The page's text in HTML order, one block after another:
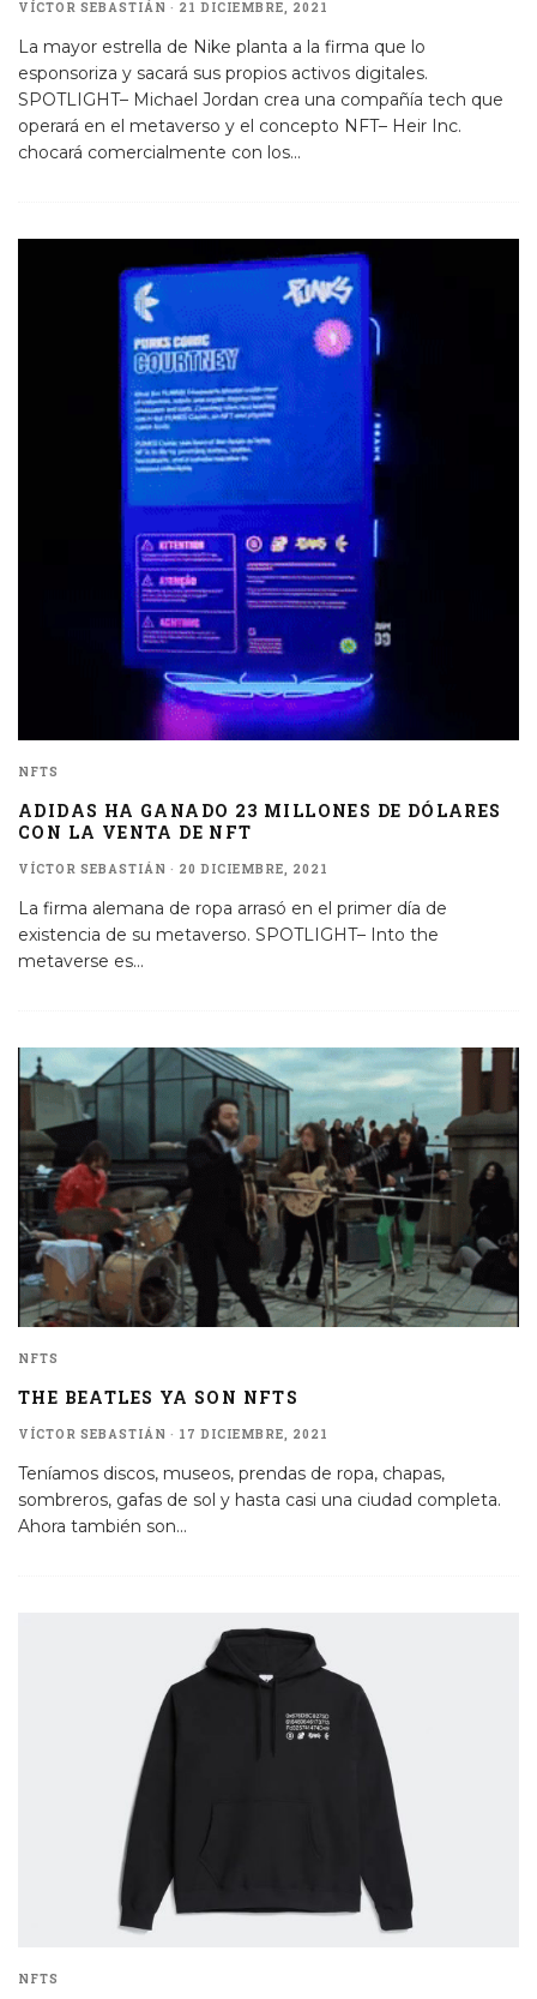
VÍCTOR SEBASTIÁN · 21 DICIEMBRE, 2021
La mayor estrella de Nike planta a la firma que lo
esponsoriza y sacará sus propios activos digitales.
SPOTLIGHT– Michael Jordan crea una compañía tech que
operará en el metaverso y el concepto NFT– Heir Inc.
chocará comercialmente con los...
NFTS
ADIDAS HA GANADO 23 MILLONES DE DÓLARES
CON LA VENTA DE NFT
VÍCTOR SEBASTIÁN · 20 DICIEMBRE, 2021
La firma alemana de ropa arrasó en el primer día de
existencia de su metaverso. SPOTLIGHT– Into the
metaverse es...
NFTS
THE BEATLES YA SON NFTS
VÍCTOR SEBASTIÁN · 17 DICIEMBRE, 2021
Teníamos discos, museos, prendas de ropa, chapas,
sombreros, gafas de sol y hasta casi una ciudad completa.
Ahora también son...
NFTS